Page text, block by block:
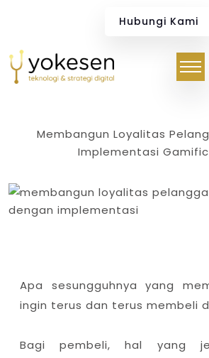
Building Hubungi Kami
Membangun Loyalitas
Implementasi
Apa sesungguhnya yang
ingin terus dan terus membeli
Bagi pembeli, hal yang